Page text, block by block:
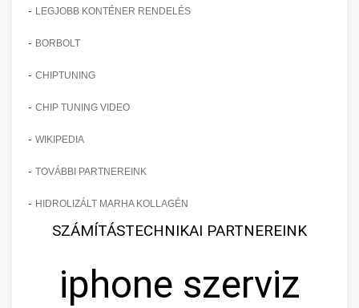
- LEGJOBB KONTÉNER RENDELÉS
- BORBOLT
- CHIPTUNING
- CHIP TUNING VIDEO
- WIKIPEDIA
- TOVÁBBI PARTNEREINK
- HIDROLIZÁLT MARHA KOLLAGÉN
SZÁMÍTÁSTECHNIKAI PARTNEREINK
iphone szerviz